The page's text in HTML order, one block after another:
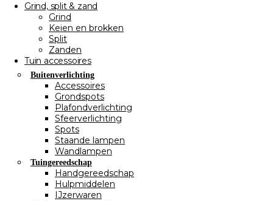
Grind, split & zand
Grind
Keien en brokken
Split
Zanden
Tuin accessoires
Buitenverlichting
Accessoires
Grondspots
Plafondverlichting
Sfeerverlichting
Spots
Staande lampen
Wandlampen
Tuingereedschap
Handgereedschap
Hulpmiddelen
IJzerwaren